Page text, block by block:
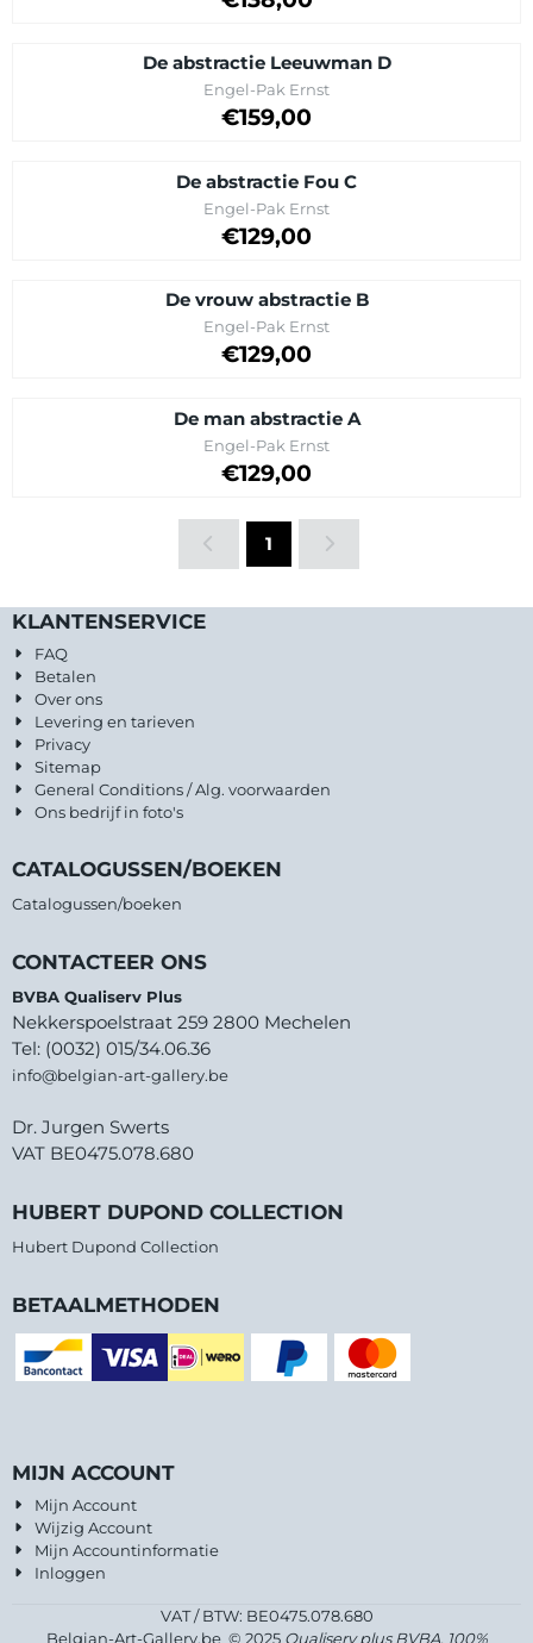
De abstractie Leeuwman D
Merk:
Engel-Pak Ernst
Prijs op aanvraag
€159,00
De abstractie Fou C
Merk:
Engel-Pak Ernst
Prijs op aanvraag
€129,00
De vrouw abstractie B
Merk:
Engel-Pak Ernst
Prijs op aanvraag
€129,00
De man abstractie A
Merk:
Engel-Pak Ernst
Prijs op aanvraag
€129,00
1
KLANTENSERVICE
FAQ
Betalen
Over ons
Levering en tarieven
Privacy
Sitemap
General Conditions / Alg. voorwaarden
Ons bedrijf in foto's
CATALOGUSSEN/BOEKEN
Catalogussen/boeken
CONTACTEER ONS
BVBA Qualiserv Plus
Nekkerspoelstraat 259 2800 Mechelen
Tel: (0032) 015/34.06.36
info@belgian-art-gallery.be
Dr. Jurgen Swerts
VAT BE0475.078.680
HUBERT DUPOND COLLECTION
Hubert Dupond Collection
BETAALMETHODEN
MIJN ACCOUNT
Mijn Account
Wijzig Account
Mijn Accountinformatie
Inloggen
VAT / BTW: BE0475.078.680
Belgian-Art-Gallery.be © 2025 Qualiserv plus BVBA, 100%